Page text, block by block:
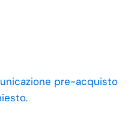
pre-acquisto